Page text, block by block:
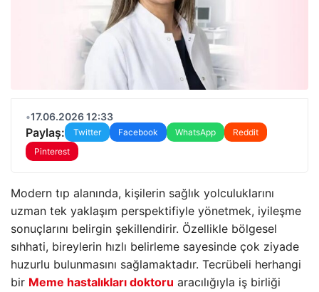
•17.06.2026 12:33
Paylaş: Twitter Facebook WhatsApp
Reddit
Pinterest
Modern tıp alanında, kişilerin sağlık yolculuklarını
uzman tek yaklaşım perspektifiyle yönetmek, iyileşme
sonuçlarını belirgin şekillendirir. Özellikle bölgesel
sıhhati, bireylerin hızlı belirleme sayesinde çok ziyade
huzurlu bulunmasını sağlamaktadır. Tecrübeli herhangi
bir Meme hastalıkları doktoru aracılığıyla iş birliği